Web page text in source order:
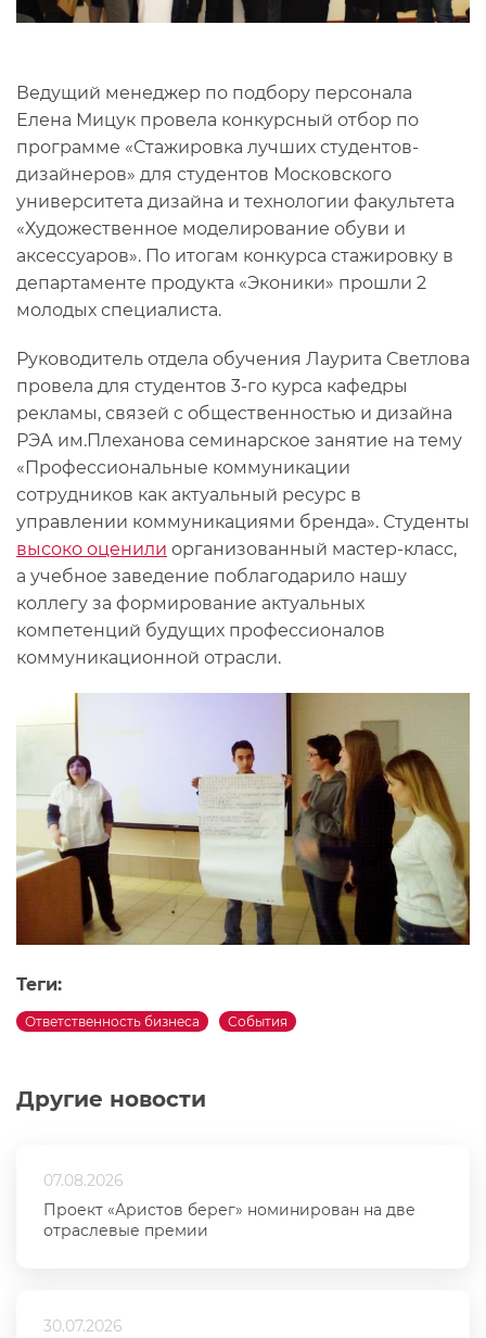
Другие новости
07.08.2026
Проект «Аристов берег» номинирован на две
отраслевые премии
30.07.2026
Ведущий менеджер по подбору персонала
Елена Мицук провела конкурсный отбор по
программе «Стажировка лучших студентов-
дизайнеров» для студентов Московского
университета дизайна и технологии факультета
«Художественное моделирование обуви и
аксессуаров». По итогам конкурса стажировку в
департаменте продукта «Эконики» прошли 2
молодых специалиста.
Руководитель отдела обучения Лаурита Светлова
провела для студентов 3-го курса кафедры
рекламы, связей с общественностью и дизайна​
РЭА им.Плеханова семинарское занятие на тему
«Профессиональные коммуникации
сотрудников как актуальный ресурс в
управлении коммуникациями бренда». Студенты
высоко оценили организованный мастер-класс,
а учебное заведение поблагодарило нашу
коллегу за формирование актуальных
компетенций будущих профессионалов
коммуникационной отрасли.
Теги:
Ответственность бизнеса События